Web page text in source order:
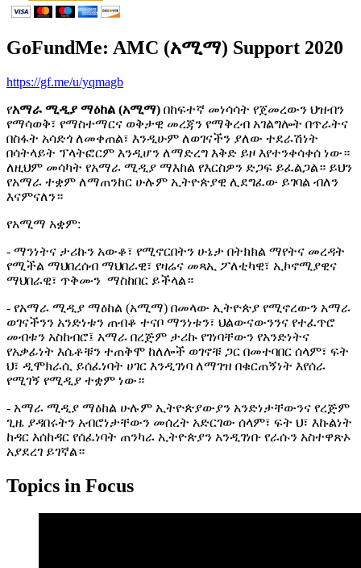
GoFundMe: AMC (አሚማ) Support 2020
https://gf.me/u/yqmagb
የአማራ ሚዲያ ማዕከል (አሚማ) በከፍተኛ መነሳሳት የጀመረውን ህዝብን
የማሳወቅ፣ የማስተማርና ወቅታዊ መረጃን የማቅረብ አገልግሎት በጥራትና
በስፋት አሳድጎ ለመቀጠል፣ እንዲሁም ለወገናችን ያለው ተደራሽነት
በሳትላይት ፕላትፎርም እንዲሆን ለማድረግ እቅድ ይዞ እየተንቀሳቀሰ ነው።
ለዚህም መሳካት የአማራ ሚዲያ ማእከል የእርስዎን ድጋፍ ይፈልጋል። ይህን
የአማራ ተቋም ለማጠንከር ሁሉም ኢትዮጵያዊ ሊደግፈው ይገባል ብለን
እናምናለን።
የአሚማ አቋም:
- ማንነትና ታሪኩን አውቆ፣ የሚኖርበትን ሁኔታ በትክክል ማየትና መረዳት
የሚችል ማህበረሰብ ማህበራዊ፣ የዛሬና መጻኢ ፖለቲካዊ፣ ኢኮኖሚያዊና
ማህበራዊ፣ ጥቅሙን ማስከበር ይችላል።
- የአማራ ሚዲያ ማዕከል (አሚማ) በመላው ኢትዮጵያ የሚኖረውን አማራ
ወገናችንን አንድነቱን ጠብቆ ተናቦ ማንነቱን፣ ህልውናውንንና የተፈጥሮ
መብቱን አስከብሮ፤ አማራ በረጅም ታሪኩ የገነባቸውን የአንድነትና
የአቃፊነት እሴቶቹን ተጠቅሞ ከለሎች ወገኖቹ ጋር በመተባበር ሰላም፣ ፍት
ህ፣ ዲሞክራሲ ይሰፈነባት ሀገር እንዲገነባ ለማገዝ በቁርጠኝነት እየሰራ
የሚገኝ የሚዲያ ተቋም ነው።
- አማራ ሚዲያ ማዕከል ሁሉም ኢትዮጵያውያን አንድነታቸውንና የረጅም
ጊዜ ያዳበሩትን አብሮነታቸውን መሰረት አድርገው ሰላም፣ ፍት ህ፣ እኩልነት
ከዳር እሰከዳር የሰፈነባት ጠንካራ ኢትዮጵያን አንዲገነቡ የራሱን አስተዋጽኦ
አያደረገ ይገኛል።
Topics in Focus